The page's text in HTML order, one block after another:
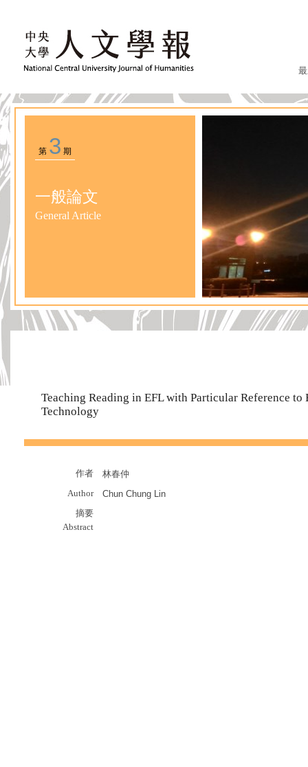
第 3期
一般論文
General Article
Teaching Reading in EFL with Particular Reference to
Technology
作者
林春仲
Author
Chun Chung Lin
摘要
Abstract